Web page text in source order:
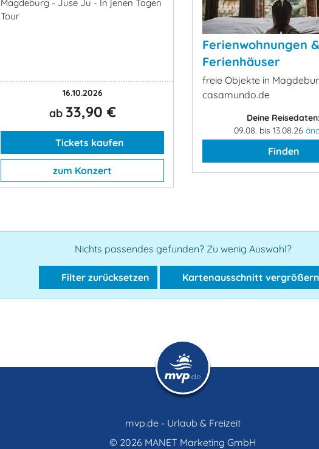
Magdeburg - Juse Ju - In jenen Tagen
Tour
16.10.2026
ab 33,90 €
Tickets kaufen
zum Konzert
Ferienwohnungen &
Ferienhäuser
freie Objekte in
casamundo.de
Deine
09.08. bis 13.08.26
Finden
Nichts passendes gefunden? Zu wenig Auswahl?
Filter zurücksetzen Kartenausschnitt vergrößern
mvp.de - Urlaub & Freizeit
© 2026 MANET Marketing GmbH